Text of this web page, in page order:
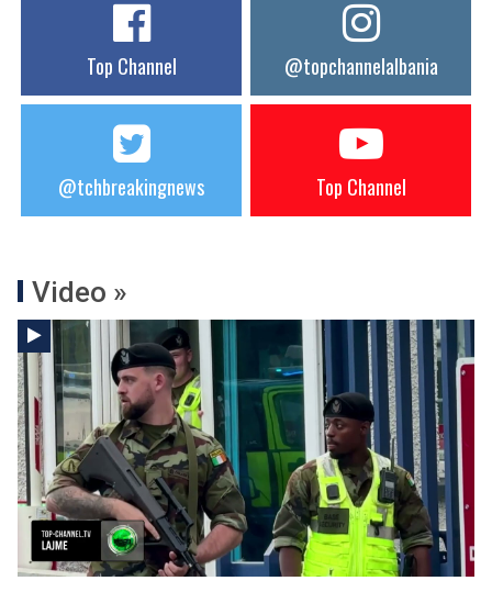
Top Channel @topchannelalbania
@tchbreakingnews Top Channel
Video »